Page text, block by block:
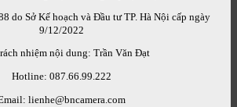
do Sở Kế hoạch và Đầu tư TP. Hà Nội cấp ngày
9/12/2022
nhiệm nội dung: Trần Văn Đạt
Hotline: 087.66.99.222
lienhe@bncamera.com